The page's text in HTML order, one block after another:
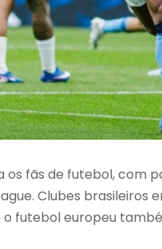
fãs de futebol, com
Clubes
futebol europeu